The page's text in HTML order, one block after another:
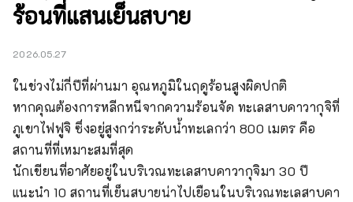
ร้อนที่แสนเย็นสบาย
2026.05.27
ในช่วงไม่กี่ปีที่ผ่านมา อุณหภูมิในฤดูร้อนสูงผิดปกติ
หากคุณต้องการหลีกหนีจากความร้อนจัด ทะเลสาบคาวากุจิที่
ภูเขาไฟฟูจิ ซึ่งอยู่สูงกว่าระดับน้ำทะเลกว่า 800 เมตร คือ
สถานที่ที่เหมาะสมที่สุด
นักเขียนที่อาศัยอยู่ในบริเวณทะเลสาบคาวากุจิมา 30 ปี
แนะนำ 10 สถานที่เย็นสบายน่าไปเยือนในบริเวณทะเลสาบคา